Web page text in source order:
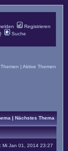
Registrieren
Suche
| Aktive Themen
| Nächstes Thema
Mi Jan 01, 2014 23:27